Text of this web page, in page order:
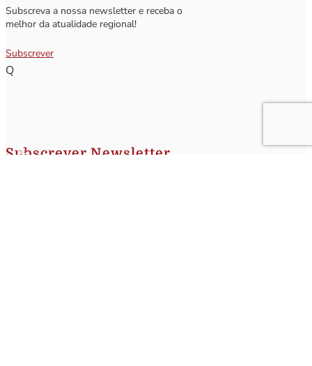
Subscreva a nossa newsletter e receba o
melhor da atualidade regional!
Subscrever
Q
Subscrever Newsletter